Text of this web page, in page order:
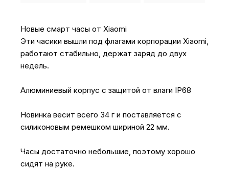
Новые смарт часы от Xiaomi
Эти часики вышли под флагами корпорации Xiaomi,
работают стабильно, держат заряд до двух
недель.
Алюминиевый корпус с защитой от влаги IP68
Новинка весит всего 34 г и поставляется с
силиконовым ремешком шириной 22 мм.
Часы достаточно небольшие, поэтому хорошо
сидят на руке.